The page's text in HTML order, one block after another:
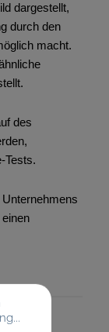
dargestellt,
durch den
macht.
des
Tests.